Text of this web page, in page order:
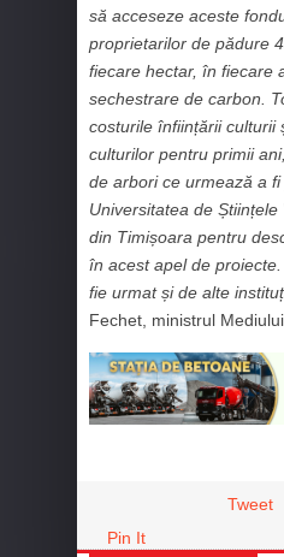
să acceseze aceste
proprietarilor de pădure
fiecare hectar, în fiecare
sechestrare de carbon.
costurile înființării culturii
culturilor pentru primii
de arbori ce urmează a
Universitatea de
din Timișoara pentru
în acest apel de
fie urmat și de alte
Fechet, ministrul
Tweet
Pin It